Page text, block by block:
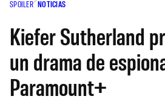
SPOILER NOTICIAS
Kiefer Sutherland
un drama de
Paramount+